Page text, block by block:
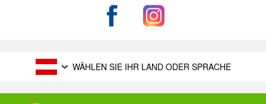
WÄHLEN SIE IHR LAND ODER SPRACHE